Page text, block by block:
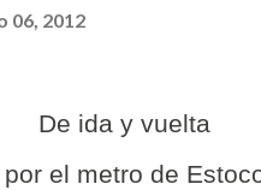
06, 2012
De ida y vuelta
por el metro de